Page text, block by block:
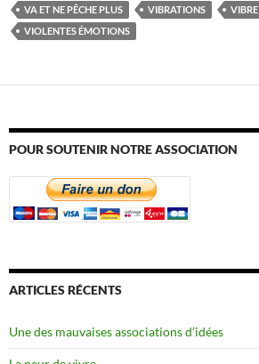
VA ET NE PÊCHE PLUS
VIBRATIONS
VIBRE
VIOLENTES ÉMOTIONS
POUR SOUTENIR NOTRE ASSOCIATION
ARTICLES RÉCENTS
Une des mauvaises associations d’idées